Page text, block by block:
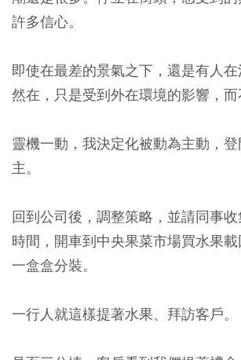
許多信心。
即使在最差的景氣之下，還是有人
然在，只是受到外在環境的影響，而
靈機一動，我決定化被動為主動，
主。
回到公司後，調整策略，並請同事
時間，開車到中央果菜市場買水果
一盒盒分裝。
一行人就這樣提著水果、拜訪客戶。